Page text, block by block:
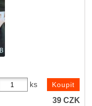
ks
39CZK